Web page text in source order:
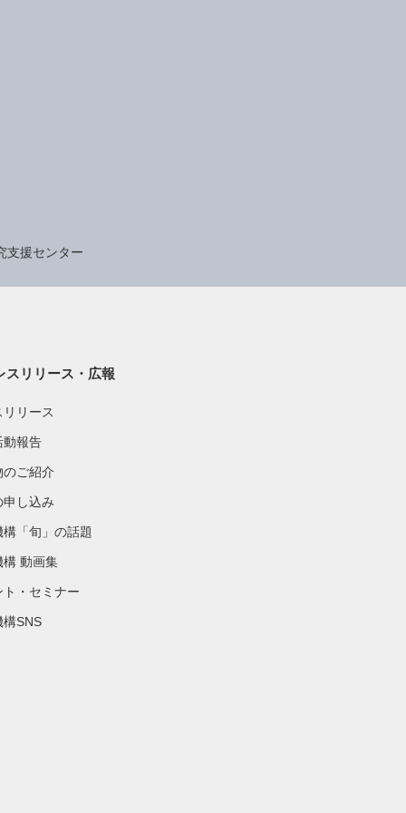
支援センター
スリリース・広報
リース
動報告
のご紹介
申し込み
構「旬」の話題
構 動画集
ト・セミナー
構SNS